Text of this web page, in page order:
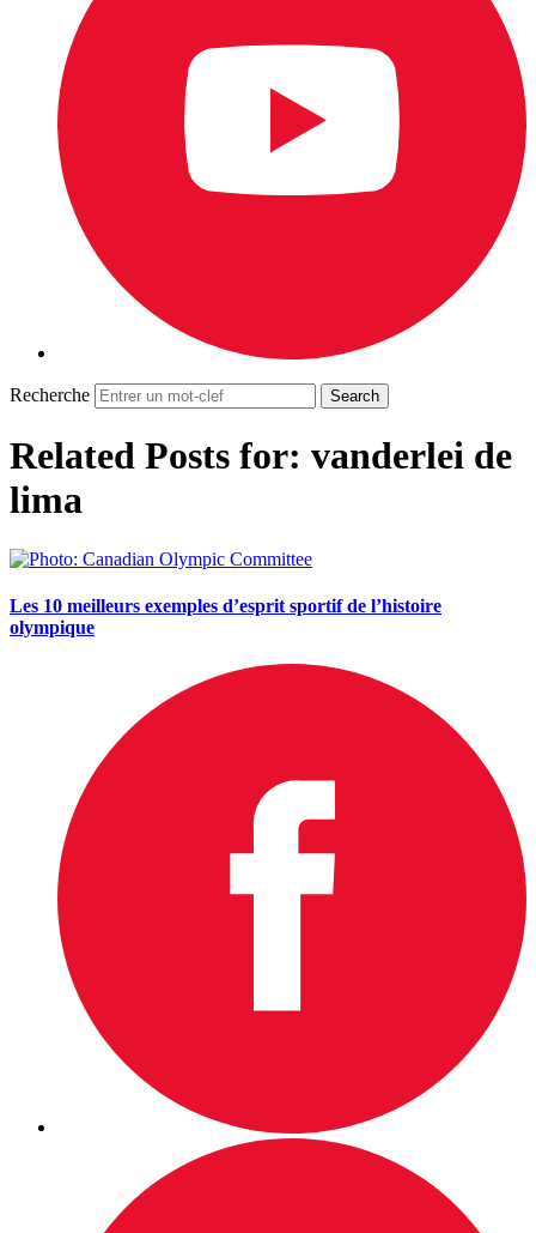
Recherche
Related Posts for: vanderlei de
lima
Les 10 meilleurs exemples d’esprit sportif de l’histoire
olympique